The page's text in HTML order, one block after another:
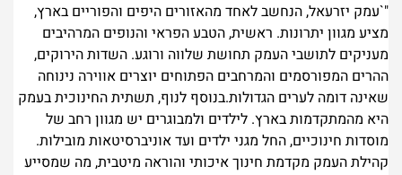
"`עמק יזרעאל, הנחשב לאחד מהאזורים היפים והפוריים בארץ,
מציע מגוון יתרונות. ראשית, הטבע הפראי והנופים המרהיבים
מעניקים לתושבי העמק תחושת שלווה ורוגע. השדות הירוקים,
ההרים המפורסמים והמרחבים הפתוחים יוצרים אווירה נינוחה
שאינה דומה לערים הגדולות.בנוסף לנוף, תשתית החינוכית בעמק
היא מהמתקדמות בארץ. לילדים ולמבוגרים יש מגוון רחב של
מוסדות חינוכיים, החל מגני ילדים ועד אוניברסיטאות מובילות.
קהילת העמק מקדמת חינוך איכותי והוראה מיטבית, מה שמסייע